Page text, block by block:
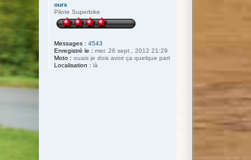
ours
Pilote Superbike
Messages : 4543
Enregistré le : mer. 26 sept., 2012 21:29
Moto : ouais je dois avoir ça quelque part
Localisation : là